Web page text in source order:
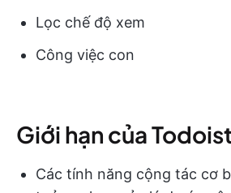
Lọc chế độ xem
Công việc con
Giới hạn của
Các tính năng cộng tác cơ